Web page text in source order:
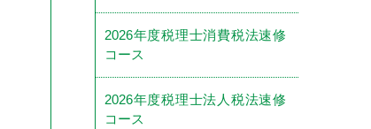
2026年度税理士消費税法速修
コース
2026年度税理士法人税法速修
コース